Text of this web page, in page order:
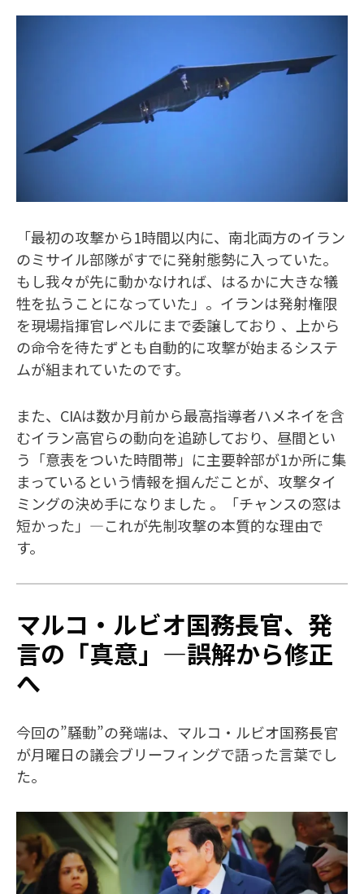
「最初の攻撃から1時間以内に、南北両方のイラン
のミサイル部隊がすでに発射態勢に入っていた。
もし我々が先に動かなければ、はるかに大きな犠
牲を払うことになっていた」。イランは発射権限
を現場指揮官レベルにまで委譲しており 、上から
の命令を待たずとも自動的に攻撃が始まるシステ
ムが組まれていたのです。​
また、CIAは数か月前から最高指導者ハメネイを含
むイラン高官らの動向を追跡しており、昼間とい
う「意表をついた時間帯」に主要幹部が1か所に集
まっているという情報を掴んだことが、攻撃タイ
ミングの決め手になりました 。「チャンスの窓は
短かった」—これが先制攻撃の本質的な理由で
す。
マルコ・ルビオ国務長官、発
言の「真意」—誤解から修正
へ
今回の”騒動”の発端は、マルコ・ルビオ国務長官
が月曜日の議会ブリーフィングで語った言葉でし
た。